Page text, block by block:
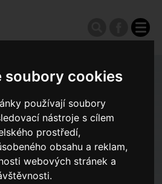
soubory cookies
používají soubory
nástroje s cílem
prostředí,
obsahu a reklam,
webových stránek a
do ZŠ 2026/27
zprávy
oblasti ZŠ